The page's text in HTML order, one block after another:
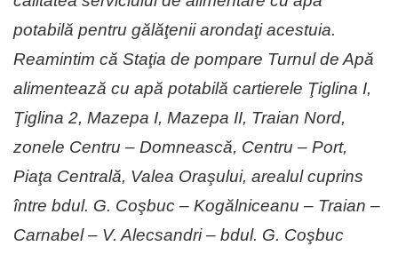
potabilă pentru gălăţenii arondaţi acestuia.
Reamintim că Staţia de pompare Turnul de Apă
alimentează cu apă potabilă cartierele Ţiglina I,
Ţiglina 2, Mazepa I, Mazepa II, Traian Nord,
zonele Centru – Domnească, Centru – Port,
Piaţa Centrală, Valea Oraşului, arealul cuprins
între bdul. G. Coşbuc – Kogălniceanu – Traian –
Carnabel – V. Alecsandri – bdul. G. Coşbuc